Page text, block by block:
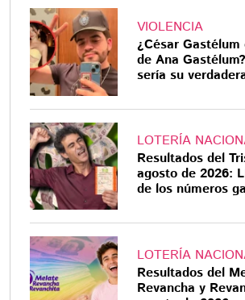
VIOLENCIA
¿César
de Ana
sería su
LOTERÍA
Resultados del
agosto de 2026:
de los números
LOTERÍA
Resultados del
Revancha y